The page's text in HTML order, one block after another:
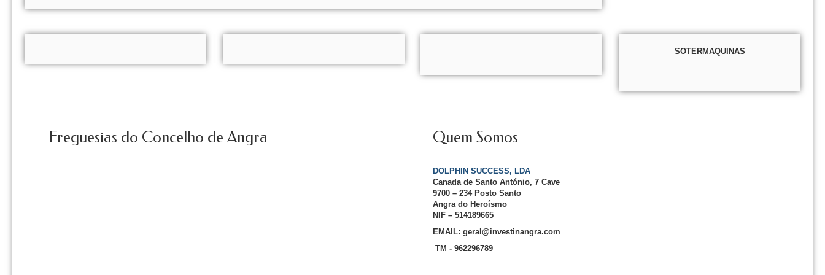
SOTERMAQUINAS
Freguesias do Concelho de Angra Quem Somos
DOLPHIN SUCCESS, LDA
Canada de Santo António, 7 Cave
9700 – 234 Posto Santo
Angra do Heroísmo
NIF – 514189665
EMAIL: geral@investinangra.com
TM - 962296789